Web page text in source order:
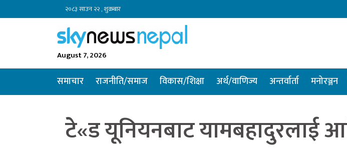
२०८३ साउन २२ , शुक्रबार
August 7, 2026
समाचार राजनीति/समाज विकास/शिक्षा अर्थ/वाणिज्य अन्तर्वार्ता मनोरञ्जन
टे«ड यूनियनबाट यामबहादुरलाई